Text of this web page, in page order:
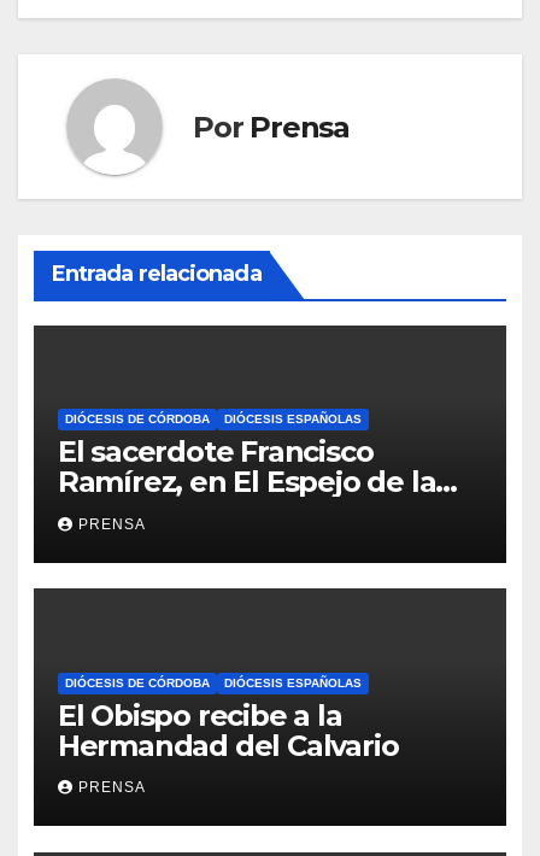
Por Prensa
Entrada relacionada
DIÓCESIS DE CÓRDOBA DIÓCESIS ESPAÑOLAS
El sacerdote Francisco
Ramírez, en El Espejo de la
Iglesia
PRENSA
DIÓCESIS DE CÓRDOBA DIÓCESIS ESPAÑOLAS
El Obispo recibe a la
Hermandad del Calvario
PRENSA